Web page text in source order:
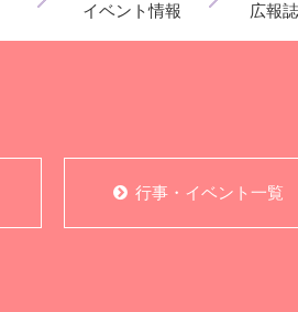
イベント情報
行事・イベント一覧
広報